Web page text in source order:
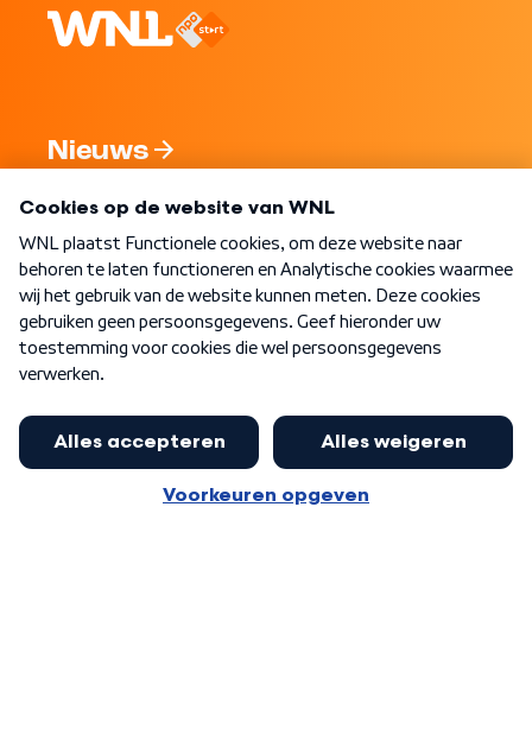
Nieuws
Nieuwsbrief
Word Lid